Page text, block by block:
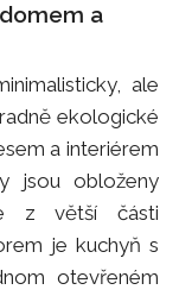
a
ale
ekologické
a interiérem
jsou obloženy
z větší části
je kuchyň s
otevřeném